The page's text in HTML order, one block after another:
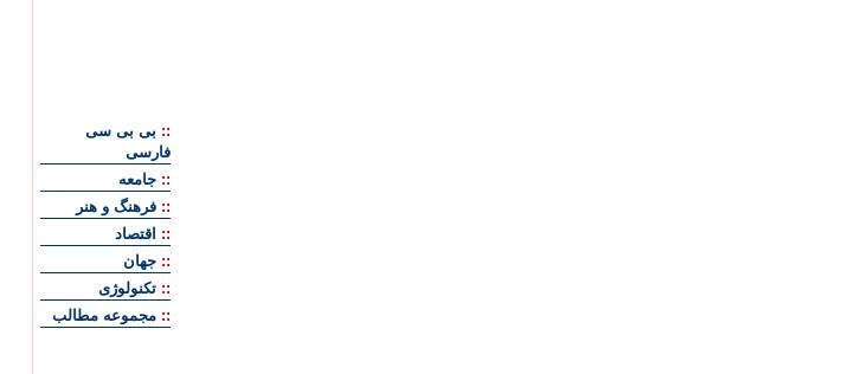
:: بی بی سی
فارسی
:: جامعه
:: فرهنگ و هنر
:: اقتصاد
:: جهان
:: تکنولوژی
:: مجموعه مطالب